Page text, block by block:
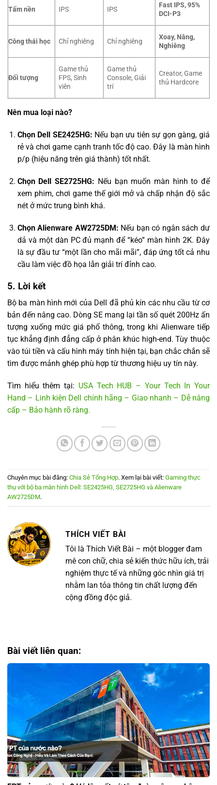
Tấm nền IPS IPS
Fast IPS, 95%
DCI-P3
Công thái học Chỉ nghiêng Chỉ nghiêng
Xoay, Nâng,
Nghiêng
Đối tượng
Game thủ
FPS, Sinh
viên
Game thủ
Console, Giải
trí
Creator, Game
thủ Hardcore
Nên mua loại nào?
Chọn Dell SE2425HG: Nếu bạn ưu tiên sự gọn gàng, giá
rẻ và chơi game cạnh tranh tốc độ cao. Đây là màn hình
p/p (hiệu năng trên giá thành) tốt nhất.
Chọn Dell SE2725HG: Nếu bạn muốn màn hình to để
xem phim, chơi game thế giới mở và chấp nhận độ sắc
nét ở mức trung bình khá.
Chọn Alienware AW2725DM: Nếu bạn có ngân sách dư
dả và một dàn PC đủ mạnh để “kéo” màn hình 2K. Đây
là sự đầu tư “một lần cho mãi mãi”, đáp ứng tốt cả nhu
cầu làm việc đồ họa lẫn giải trí đỉnh cao.
5. Lời kết
Bộ ba màn hình mới của Dell đã phủ kín các nhu cầu từ cơ
bản đến nâng cao. Dòng SE mang lại tần số quét 200Hz ấn
tượng xuống mức giá phổ thông, trong khi Alienware tiếp
tục khẳng định đẳng cấp ở phân khúc high-end. Tùy thuộc
vào túi tiền và cấu hình máy tính hiện tại, bạn chắc chắn sẽ
tìm được mảnh ghép phù hợp từ thương hiệu uy tín này.
Tìm hiểu thêm tại: USA Tech HUB – Your Tech In Your
Hand – Linh kiện Dell chính hãng – Giao nhanh – Dễ nâng
cấp – Bảo hành rõ ràng.
Chuyên mục bài đăng: Chia Sẻ Tổng Hợp. Xem lại bài viết: Gaming thực
thụ với bộ ba màn hình Dell: SE2425HG, SE2725HG và Alienware
AW2725DM.
THÍCH VIẾT BÀI
Tôi là Thích Viết Bài – một blogger đam
mê con chữ, chia sẻ kiến thức hữu ích, trải
nghiệm thực tế và những góc nhìn giá trị
nhằm lan tỏa thông tin chất lượng đến
cộng đồng độc giả.
Bài viết liên quan: